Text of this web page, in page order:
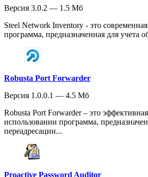
Версия 3.0.2 — 1.5 Мб
Steel Network Inventory - это
программа, предназначенная для учета
Robusta Port Forwarder
Версия 1.0.0.1 — 4.5 Мб
Robusta Port Forwarder – это
использовании программа,
переадресации...
Proactive Password Auditor